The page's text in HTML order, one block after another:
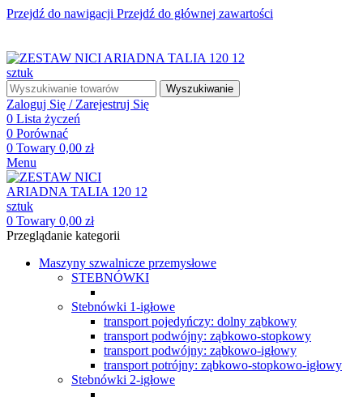
Przejdź do nawigacji Przejdź do głównej zawartości
Wyszukiwanie
Zaloguj Się / Zarejestruj Się
0 Lista życzeń
0 Porównać
0 Towary 0,00 zł
Menu
0 Towary 0,00 zł
Przeglądanie kategorii
Maszyny szwalnicze przemysłowe
STEBNÓWKI
Stebnówki 1-igłowe
transport pojedyńczy: dolny ząbkowy
transport podwójny: ząbkowo-stopkowy
transport podwójny: ząbkowo-igłowy
transport potrójny: ząbkowo-stopkowo-igłowy
Stebnówki 2-igłowe